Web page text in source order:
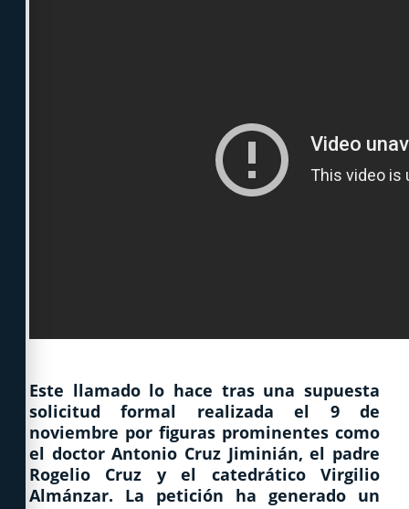
Este llamado lo hace tras una supuesta
solicitud formal realizada el 9 de
noviembre por figuras prominentes como
el doctor Antonio Cruz Jiminián, el padre
Rogelio Cruz y el catedrático Virgilio
Almánzar. La petición ha generado un